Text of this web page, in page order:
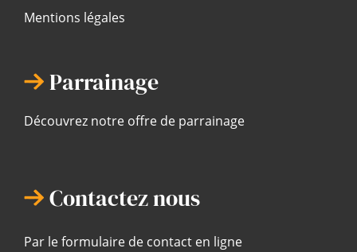
Mentions légales
Parrainage
Découvrez notre offre de parrainage
Contactez nous
Par le formulaire de contact en ligne